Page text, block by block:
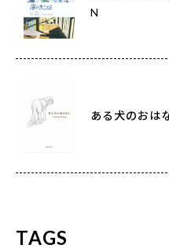
N
ある犬のおは
TAGS